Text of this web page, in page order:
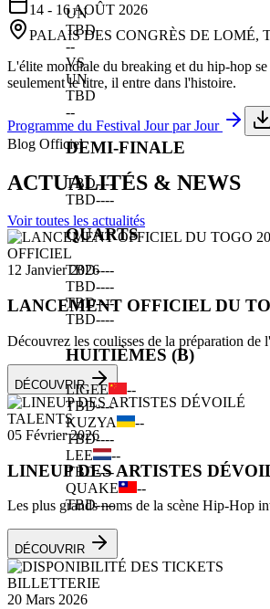
14 - 16 AOÛT 2026
PALAIS DES CONGRÈS DE LOMÉ,
L'élite mondiale du breaking et du hip-hop
seulement le titre, il entre dans l'histoire.
Programme du Festival Jour par Jour
Blog Officiel
ACTUALITÉS & NEWS
Voir toutes les actualités
OFFICIEL
12 Janvier 2026
LANCEMENT OFFICIEL DU
Découvrez les coulisses de la préparation de
DÉCOUVRIR
TALENTS
05 Février 2026
LINEUP DES ARTISTES
Les plus grands noms de la scène Hip-Hop
DÉCOUVRIR
BILLETTERIE
20 Mars 2026
UN
TBD
--
VS
UN
TBD
--
DEMI-FINALE
TBD----
TBD----
QUARTS
TBD----
TBD----
TBD----
TBD----
HUITIÈMES (B)
LIGEE
--
TBD----
KUZYA
--
TBD----
LEE
--
TBD----
QUAKE
--
TBD----